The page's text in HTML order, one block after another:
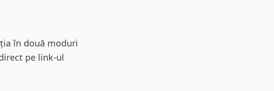
în două moduri
pe link-ul